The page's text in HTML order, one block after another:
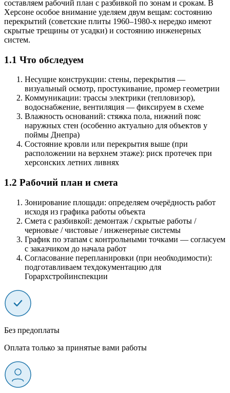
составляем рабочий план с разбивкой по зонам и срокам. В
Херсоне особое внимание уделяем двум вещам: состоянию
перекрытий (советские плиты 1960–1980-х нередко имеют
скрытые трещины от усадки) и состоянию инженерных
систем.
1.1 Что обследуем
Несущие конструкции: стены, перекрытия —
визуальный осмотр, простукивание, промер геометрии
Коммуникации: трассы электрики (тепловизор),
водоснабжение, вентиляция — фиксируем в схеме
Влажность оснований: стяжка пола, нижний пояс
наружных стен (особенно актуально для объектов у
поймы Днепра)
Состояние кровли или перекрытия выше (при
расположении на верхнем этаже): риск протечек при
херсонских летних ливнях
1.2 Рабочий план и смета
Зонирование площади: определяем очерёдность работ
исходя из графика работы объекта
Смета с разбивкой: демонтаж / скрытые работы /
черновые / чистовые / инженерные системы
График по этапам с контрольными точками — согласуем
с заказчиком до начала работ
Согласование перепланировки (при необходимости):
подготавливаем техдокументацию для
Горархстройинспекции
Без предоплаты
Оплата только за принятые вами работы